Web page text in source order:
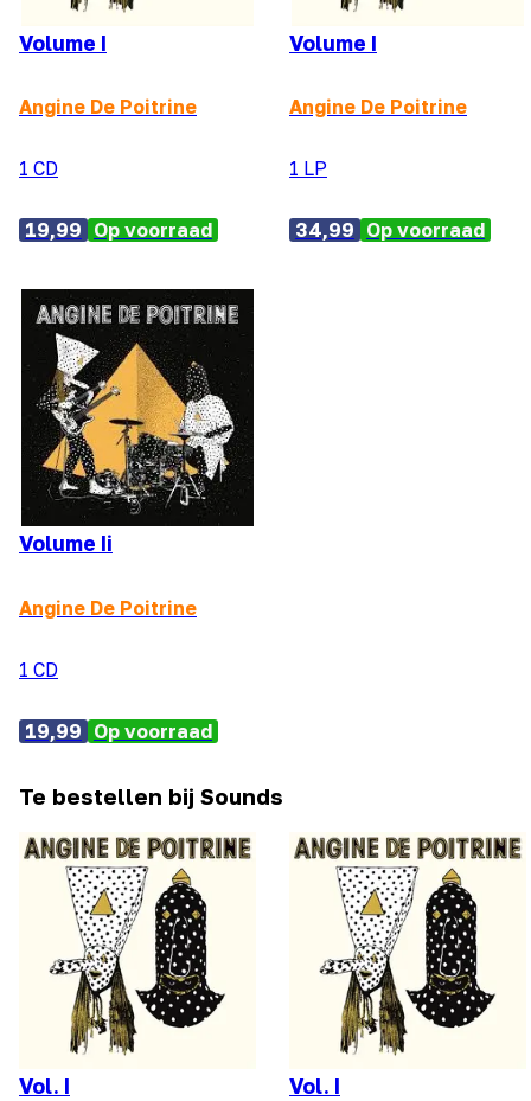
Volume I
Angine De Poitrine
1 CD
19,99 Op voorraad
Volume I
Angine De Poitrine
1 LP
34,99 Op voorraad
Volume Ii
Angine De Poitrine
1 CD
19,99 Op voorraad
Te bestellen bij Sounds
Vol. I Vol. I